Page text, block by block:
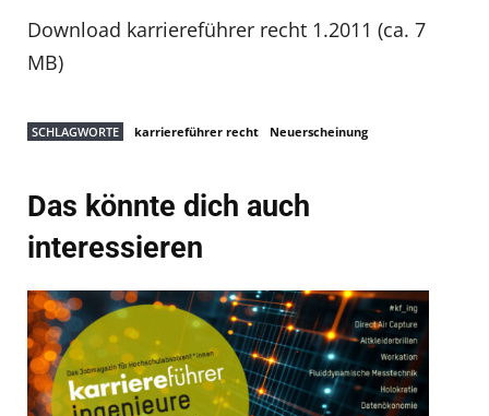
Download karriereführer recht 1.2011 (ca. 7
MB)
SCHLAGWORTE karriereführer recht Neuerscheinung
Das könnte dich auch
interessieren